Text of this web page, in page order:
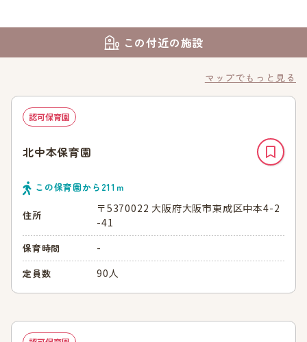
この付近の施設
マップでもっと見る
認可保育園
北中本保育園
この保育園から 211 ｍ
住所
〒5370022 大阪府大阪市東成区中本4-2
-41
保育時間 -
定員数 90人